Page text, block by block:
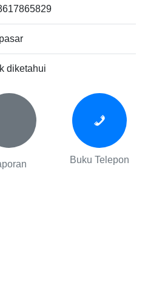
diketahui
Buku Telepon